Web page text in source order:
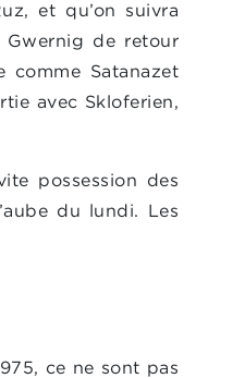
et qu’on suivra
Gwernig de retour
comme Satanazet
avec Skloferien,
possession des
du lundi. Les
ce ne sont pas